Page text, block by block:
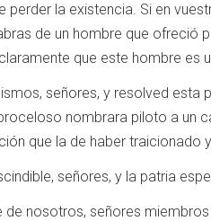
perder la existencia. Si en
de un hombre que
que este hombre
señores, y resolved esta
nombrara piloto a un
que la de haber traicionado
señores, y la patria
de nosotros, señores